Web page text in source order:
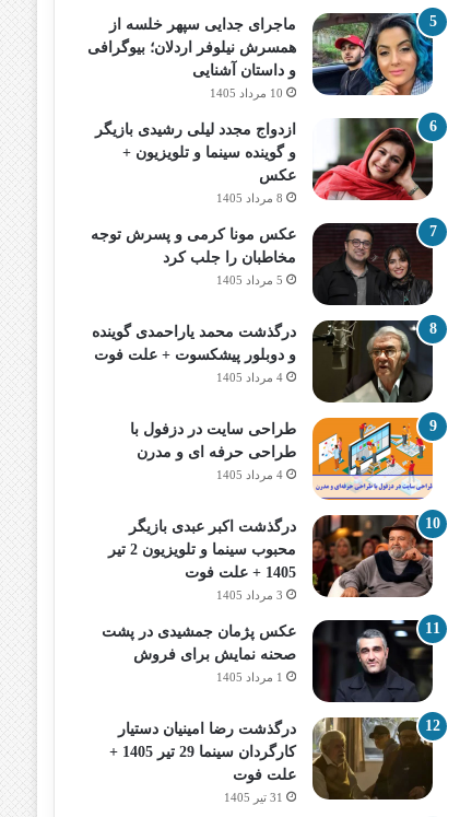
ماجرای جدایی سپهر خلسه از
همسرش نیلوفر اردلان؛ بیوگرافی
و داستان آشنایی
10 مرداد 1405
ازدواج مجدد لیلی رشیدی بازیگر
و گوینده سینما و تلویزیون +
عکس
8 مرداد 1405
عکس مونا کرمی و پسرش توجه
مخاطبان را جلب کرد
5 مرداد 1405
درگذشت محمد یاراحمدی گوینده
و دوبلور پیشکسوت + علت فوت
4 مرداد 1405
طراحی سایت در دزفول با
طراحی حرفه‌ ای و مدرن
4 مرداد 1405
درگذشت اکبر عبدی بازیگر
محبوب سینما و تلویزیون 2 تیر
1405 + علت فوت
3 مرداد 1405
عکس پژمان جمشیدی در پشت
صحنه نمایش برای فروش
1 مرداد 1405
درگذشت رضا امینیان دستیار
کارگردان سینما 29 تیر 1405 +
علت فوت
31 تیر 1405